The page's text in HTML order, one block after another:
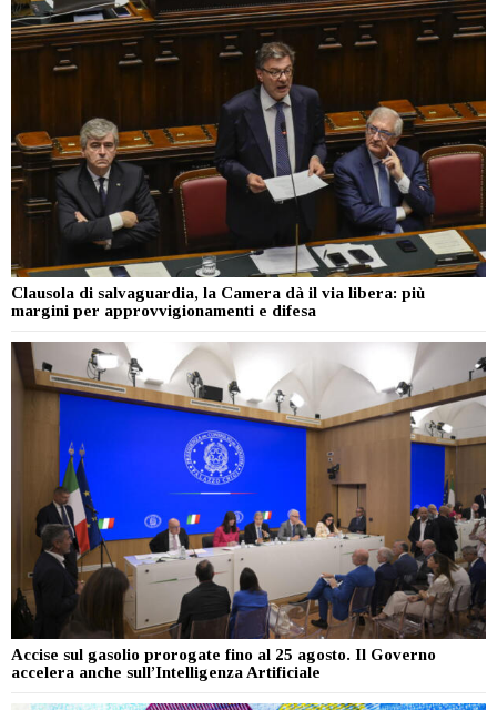
Clausola di salvaguardia, la Camera dà il via libera: più
margini per approvvigionamenti e difesa
Accise sul gasolio prorogate fino al 25 agosto. Il Governo
accelera anche sull’Intelligenza Artificiale